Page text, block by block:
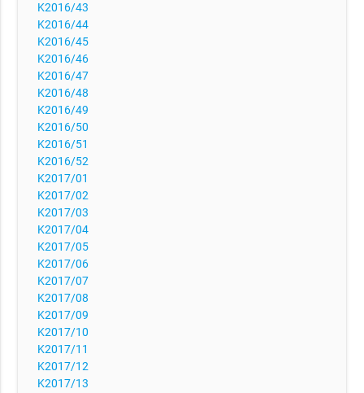
K2016/43
K2016/44
K2016/45
K2016/46
K2016/47
K2016/48
K2016/49
K2016/50
K2016/51
K2016/52
K2017/01
K2017/02
K2017/03
K2017/04
K2017/05
K2017/06
K2017/07
K2017/08
K2017/09
K2017/10
K2017/11
K2017/12
K2017/13